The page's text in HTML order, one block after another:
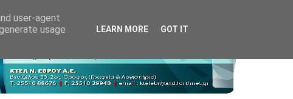
user-agent
usage
LEARN MORE GOT IT